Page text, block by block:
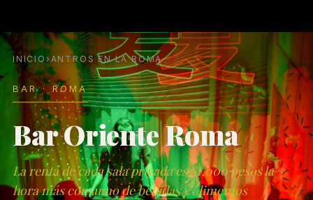
INICIO ›ANTROS EN LA ROMA
BAR · ROMA
Bar Oriente Roma
La renta de cada sala privada es $1,000 pesos la
hora más consumo de bebidas y alimentos